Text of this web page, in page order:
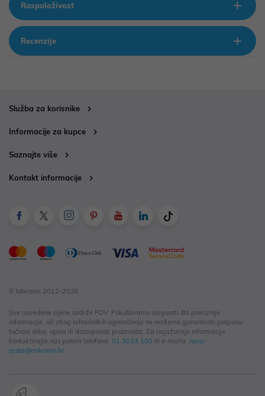
Raspoloživost
Recenzije
Služba za korisnike
Informacije za kupce
Saznajte više
Kontakt informacije
© Mikronis 2012-2026
Sve navedene cijene sadrže PDV. Pokušavamo osigurati što preciznije
informacije, ali zbog tehnoloških ograničenja ne možemo garantirati potpunu
točnost slika, opisa ili dostupnosti proizvoda. Za najažurnije informacije
kontaktirajte nas putem telefona: 01 3033 100 ili e-maila: nova-
cesta@mikronis.hr.